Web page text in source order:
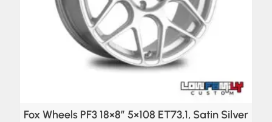
Fox Wheels PF3 18×8″ 5×108 ET73,1, Satin Silver